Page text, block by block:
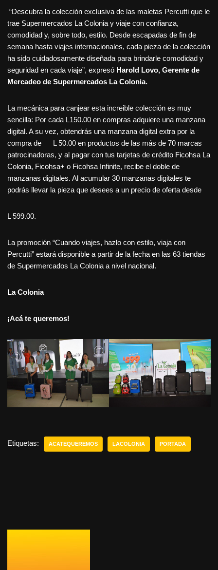
“Descubra la colección exclusiva de las maletas Percutti que le
trae Supermercados La Colonia y viaje con confianza,
comodidad y, sobre todo, estilo. Desde escapadas de fin de
semana hasta viajes internacionales, cada pieza de la colección
ha sido cuidadosamente diseñada para brindarle comodidad y
seguridad en cada viaje”, expresó Harold Lovo, Gerente de
Mercadeo de Supermercados La Colonia.
La mecánica para canjear esta increible colección es muy
sencilla: Por cada L150.00 en compras adquiere una manzana
digital. A su vez, obtendrás una manzana digital extra por la
compra de L 50.00 en productos de las más de 70 marcas
patrocinadoras, y al pagar con tus tarjetas de crédito Ficohsa La
Colonia, Ficohsa+ o Ficohsa Infinite, recibe el doble de
manzanas digitales. Al acumular 30 manzanas digitales te
podrás llevar la pieza que desees a un precio de oferta desde
L 599.00.
La promoción “Cuando viajes, hazlo con estilo, viaja con
Percutti” estará disponible a partir de la fecha en las 63 tiendas
de Supermercados La Colonia a nivel nacional.
La Colonia
¡Acá te queremos!
Etiquetas: ACATEQUEREMOS LACOLONIA PORTADA